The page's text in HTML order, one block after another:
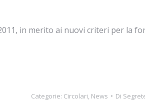
in merito ai nuovi criteri per la
Categorie: Circolari, News Di